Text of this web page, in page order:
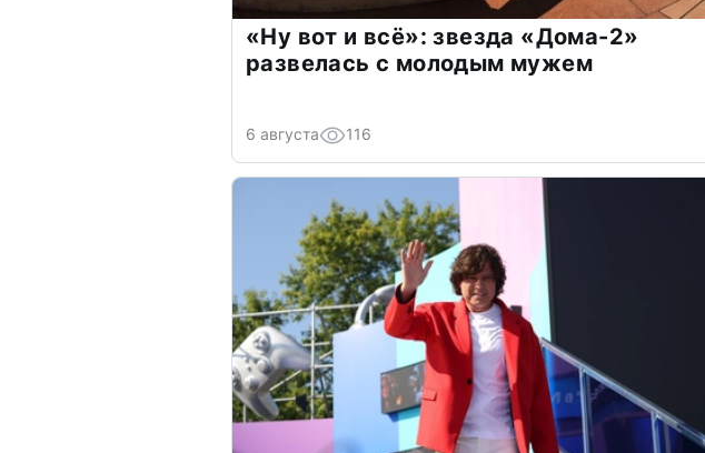
«Ну вот и всё»: звезда «Дома-2»
развелась с молодым мужем
6 августа 116